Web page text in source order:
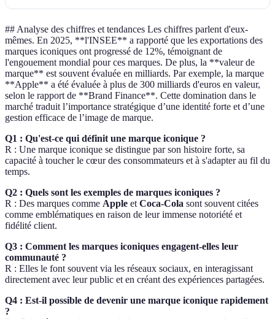
## Analyse des chiffres et tendances Les chiffres parlent d'eux-
mêmes. En 2025, **l'INSEE** a rapporté que les exportations des
marques iconiques ont progressé de 12%, témoignant de
l'engouement mondial pour ces marques. De plus, la **valeur de
marque** est souvent évaluée en milliards. Par exemple, la marque
**Apple** a été évaluée à plus de 300 milliards d'euros en valeur,
selon le rapport de **Brand Finance**. Cette domination dans le
marché traduit l’importance stratégique d’une identité forte et d’une
gestion efficace de l’image de marque.
Q1 : Qu'est-ce qui définit une marque iconique ?
R : Une marque iconique se distingue par son histoire forte, sa
capacité à toucher le cœur des consommateurs et à s'adapter au fil du
temps.
Q2 : Quels sont les exemples de marques iconiques ?
R : Des marques comme Apple et Coca-Cola sont souvent citées
comme emblématiques en raison de leur immense notoriété et
fidélité client.
Q3 : Comment les marques iconiques engagent-elles leur
communauté ?
R : Elles le font souvent via les réseaux sociaux, en interagissant
directement avec leur public et en créant des expériences partagées.
Q4 : Est-il possible de devenir une marque iconique rapidement
?